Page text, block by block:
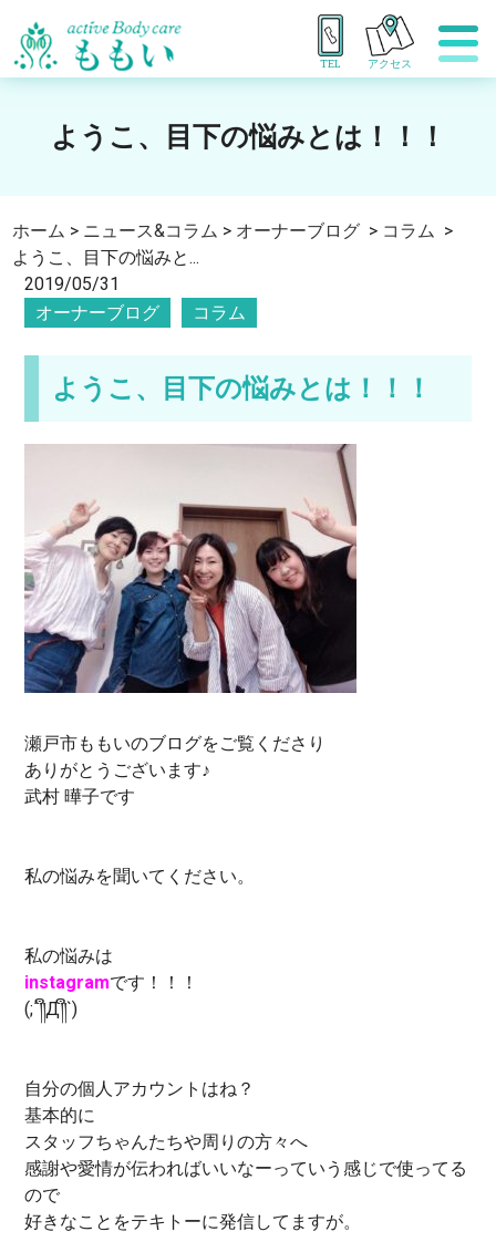
TEL アクセス
ようこ、目下の悩みとは！！！
ホーム > ニュース&コラム > オーナーブログ > コラム >
ようこ、目下の悩みと...
2019/05/31
オーナーブログ
コラム
ようこ、目下の悩みとは！！！
瀬戸市ももいのブログをご覧くださり
ありがとうございます♪
武村 曄子です
私の悩みを聞いてください。
私の悩みは
instagramです！！！
(;´༎ຶД༎ຶ`)
自分の個人アカウントはね？
基本的に
スタッフちゃんたちや周りの方々へ
感謝や愛情が伝わればいいなーっていう感じで使ってる
ので
好きなことをテキトーに発信してますが。